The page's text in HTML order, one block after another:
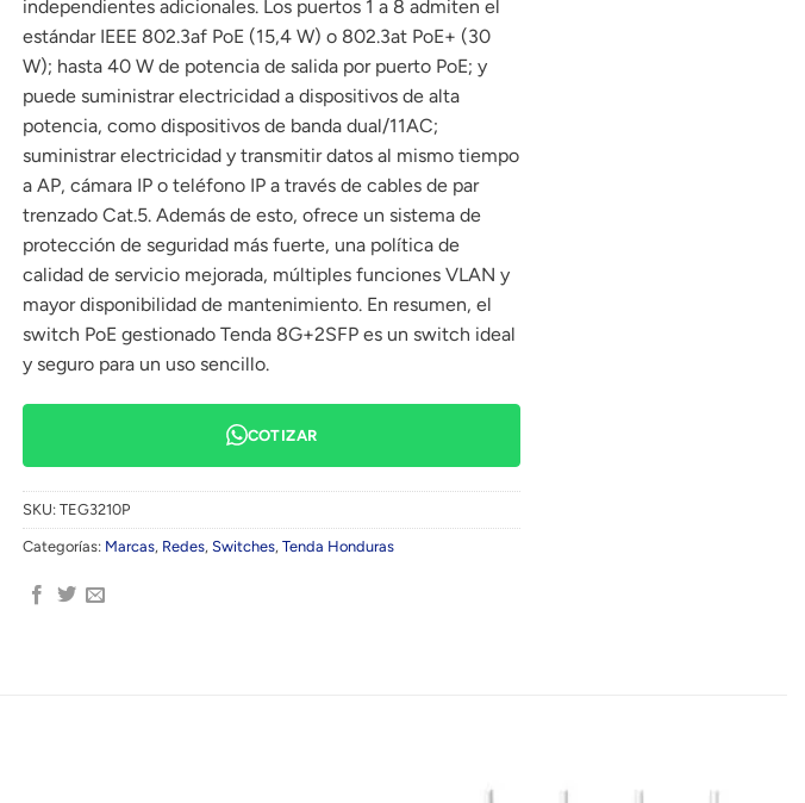
independientes adicionales. Los puertos 1 a 8 admiten el
estándar IEEE 802.3af PoE (15,4 W) o 802.3at PoE+ (30
W); hasta 40 W de potencia de salida por puerto PoE; y
puede suministrar electricidad a dispositivos de alta
potencia, como dispositivos de banda dual/11AC;
suministrar electricidad y transmitir datos al mismo tiempo
a AP, cámara IP o teléfono IP a través de cables de par
trenzado Cat.5. Además de esto, ofrece un sistema de
protección de seguridad más fuerte, una política de
calidad de servicio mejorada, múltiples funciones VLAN y
mayor disponibilidad de mantenimiento. En resumen, el
switch PoE gestionado Tenda 8G+2SFP es un switch ideal
y seguro para un uso sencillo.
COTIZAR
SKU: TEG3210P
Categorías: Marcas, Redes, Switches, Tenda Honduras